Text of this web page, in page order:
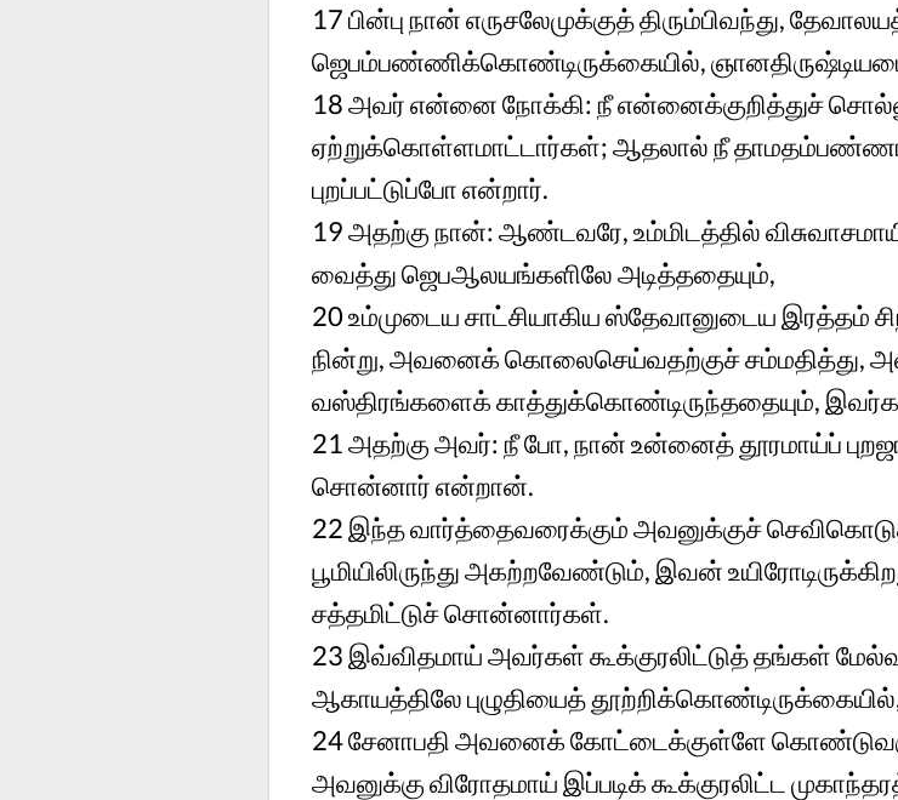
17பின்பு நான் எருசலேமுக்குத் திரும்பிவந்து,
ஜெபம்பண்ணிக்கொண்டிருக்கையில்,
18அவர் என்னை நோக்கி: நீ என்னைக்குறித்துச்
ஏற்றுக்கொள்ளமாட்டார்கள்; ஆதலால் நீ
புறப்பட்டுப்போ என்றார்.
19அதற்கு நான்: ஆண்டவரே, உம்மிடத்தில்
வைத்து ஜெபஆலயங்களிலே அடித்ததையும்,
20உம்முடைய சாட்சியாகிய ஸ்தேவானுடைய இரத்தம்
நின்று, அவனைக் கொலைசெய்வதற்குச்
வஸ்திரங்களைக் காத்துக்கொண்டிருந்ததையும்,
21அதற்கு அவர்: நீ போ, நான் உன்னைத் தூரமாய்ப்
சொன்னார் என்றான்.
22 இந்த வார்த்தைவரைக்கும் அவனுக்குச்
பூமியிலிருந்து அகற்றவேண்டும், இவன்
சத்தமிட்டுச் சொன்னார்கள்.
23 இவ்விதமாய் அவர்கள் கூக்குரலிட்டுத் தங்கள்
ஆகாயத்திலே புழுதியைத்
24சேனாபதி அவனைக் கோட்டைக்குள்ளே
அவனுக்கு விரோதமாய் இப்படிக் கூக்குரலிட்ட